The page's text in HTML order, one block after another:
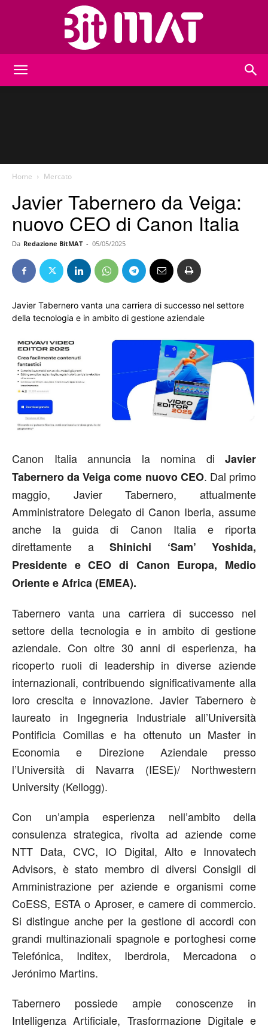
Home Mercato
Javier Tabernero da Veiga:
nuovo CEO di Canon Italia
Da Redazione BitMAT - 05/05/2025
Javier Tabernero vanta una carriera di successo nel settore
della tecnologia e in ambito di gestione aziendale
Canon Italia annuncia la nomina di Javier
Tabernero da Veiga come nuovo CEO. Dal primo
maggio, Javier Tabernero, attualmente
Amministratore Delegato di Canon Iberia, assume
anche la guida di Canon Italia e riporta
direttamente a Shinichi ‘Sam’ Yoshida,
Presidente e CEO di Canon Europa, Medio
Oriente e Africa (EMEA).
Tabernero vanta una carriera di successo nel
settore della tecnologia e in ambito di gestione
aziendale. Con oltre 30 anni di esperienza, ha
ricoperto ruoli di leadership in diverse aziende
internazionali, contribuendo significativamente alla
loro crescita e innovazione. Javier Tabernero è
laureato in Ingegneria Industriale all’Università
Pontificia Comillas e ha ottenuto un Master in
Economia e Direzione Aziendale presso
l’Università di Navarra (IESE)/ Northwestern
University (Kellogg).
Con un’ampia esperienza nell’ambito della
consulenza strategica, rivolta ad aziende come
NTT Data, CVC, IO Digital, Alto e Innovatech
Advisors, è stato membro di diversi Consigli di
Amministrazione per aziende e organismi come
CoESS, ESTA o Aproser, e camere di commercio.
Si distingue anche per la gestione di accordi con
grandi multinazionali spagnole e portoghesi come
Telefónica, Inditex, Iberdrola, Mercadona o
Jerónimo Martins.
Tabernero possiede ampie conoscenze in
Intelligenza Artificiale, Trasformazione Digitale e